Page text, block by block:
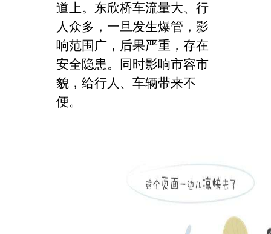
道上。东欣桥车流量大、行
人众多，一旦发生爆管，影
响范围广，后果严重，存在
安全隐患。同时影响市容市
貌，给行人、车辆带来不
便。